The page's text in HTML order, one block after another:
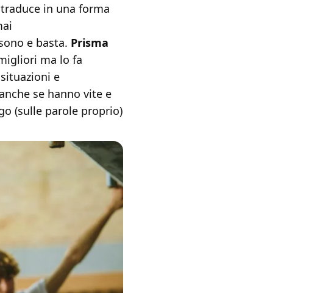
in una forma
e basta. Prisma
ma lo fa
e
se hanno vite e
(sulle parole proprio)